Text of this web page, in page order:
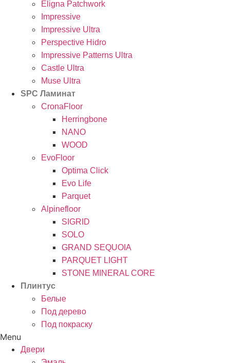
Eligna Patchwork
Impressive
Impressive Ultra
Perspective Hidro
Impressive Patterns Ultra
Castle Ultra
Muse Ultra
SPC Ламинат
CronaFloor
Herringbone
NANO
WOOD
EvoFloor
Optima Click
Evo Life
Parquet
Alpinefloor
SIGRID
SOLO
GRAND SEQUOIA
PARQUET LIGHT
STONE MINERAL CORE
Плинтус
Белые
Под дерево
Под покраску
Menu
Двери